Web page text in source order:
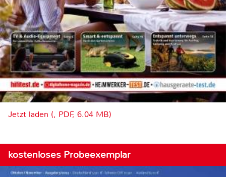
Jetzt laden (, PDF, 6.04 MB)
kostenloses Probeexemplar